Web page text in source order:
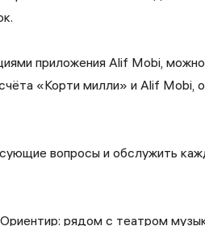
приложения Alif Mobi,
«Корти милли» и Alif
вопросы и обслужить
рядом с театром